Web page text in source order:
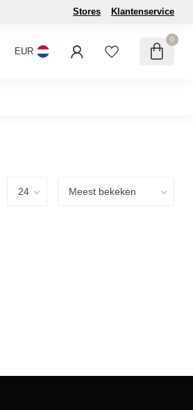
Stores Klantenservice
EUR
0